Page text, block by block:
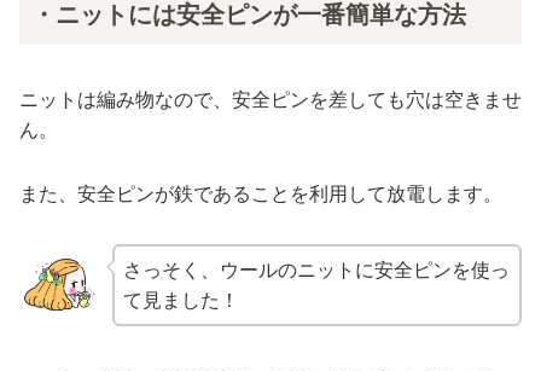
・ニットには安全ピンが一番簡単な方法
ニットは編み物なので、安全ピンを差しても穴は空きませ
ん。
また、安全ピンが鉄であることを利用して放電します。
さっそく、ウールのニットに安全ピンを使っ
て見ました！